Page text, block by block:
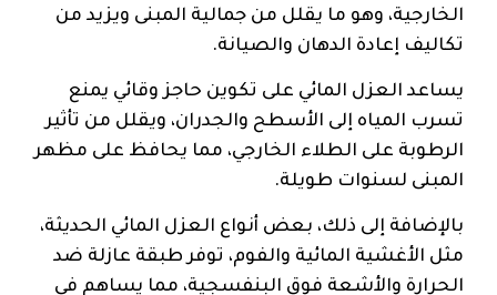
الخارجية، وهو ما يقلل من جمالية المبنى ويزيد من
تكاليف إعادة الدهان والصيانة.
يساعد العزل المائي على تكوين حاجز وقائي يمنع
تسرب المياه إلى الأسطح والجدران، ويقلل من تأثير
الرطوبة على الطلاء الخارجي، مما يحافظ على مظهر
المبنى لسنوات طويلة.
بالإضافة إلى ذلك، بعض أنواع العزل المائي الحديثة،
مثل الأغشية المائية والفوم، توفر طبقة عازلة ضد
الحرارة والأشعة فوق البنفسجية، مما يساهم في